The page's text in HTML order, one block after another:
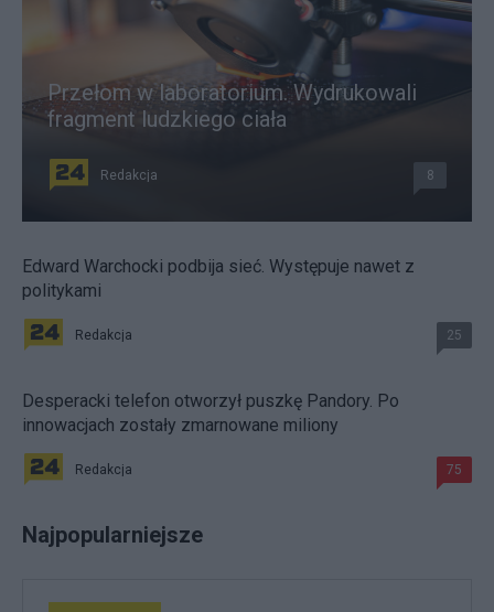
Przełom w laboratorium. Wydrukowali
fragment ludzkiego ciała
Redakcja 8
Edward Warchocki podbija sieć. Występuje nawet z
politykami
Redakcja 25
Desperacki telefon otworzył puszkę Pandory. Po
innowacjach zostały zmarnowane miliony
Redakcja 75
Najpopularniejsze